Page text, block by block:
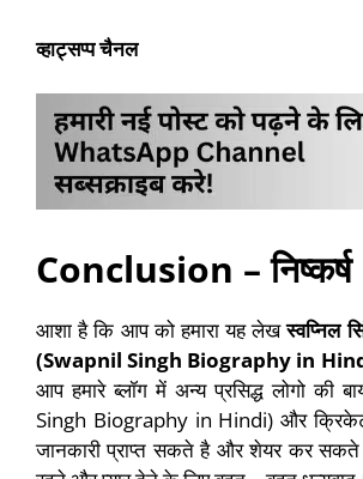
व्हाट्सप्प चैनल
Conclusion – निष्कर्ष
आशा है कि आप को हमारा यह लेखस्वप्निल
(Swapnil Singh Biography in
आप हमारे ब्लॉग में अन्य प्रसिद्ध लोगो की
Singh Biography in Hindi) और
जानकारी प्राप्त सकते है और शेयर कर सकते